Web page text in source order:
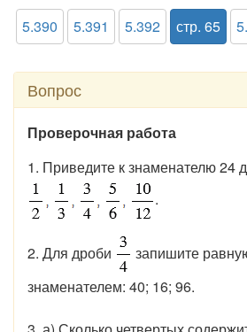
5.390 5.391 5.392 стр. 65
Вопрос
Проверочная работа
1. Приведите к знаменателю 24
.
2. Для дроби
запишите
знаменателем: 40; 16; 96.